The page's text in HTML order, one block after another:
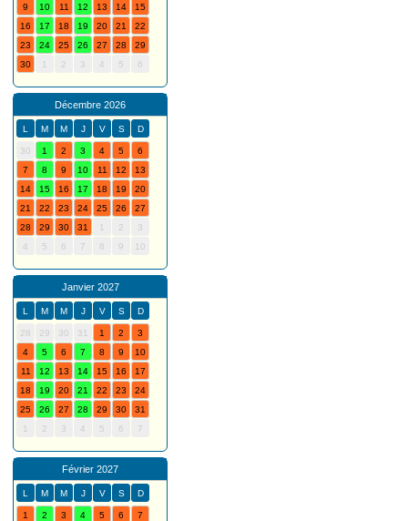
9
10 11 12 13 14
15
16
17 18 19 20 21
22
23
24 25 26 27 28
29
30
1 2 3 4 5 6
Décembre 2026
L M M J V S D
30 1 2 3 4 5
6
7
8 9 10 11 12
13
14
15 16 17 18 19
20
21
22 23 24 25 26
27
28
29 30 31 1 2
3
4
5 6 7 8 9 10
Janvier 2027
L M M J V S D
28 29 30 31 1 2
3
4
5 6 7 8 9
10
11
12 13 14 15 16
17
18
19 20 21 22 23
24
25
26 27 28 29 30
31
1
2 3 4 5 6 7
Février 2027
L M M J V S D
1 2 3 4 5 6
7